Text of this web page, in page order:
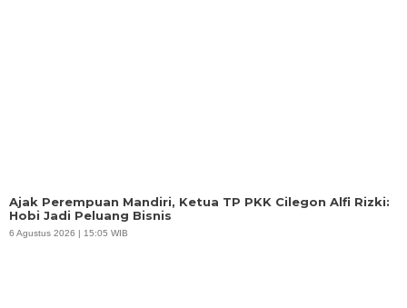
Ajak Perempuan Mandiri, Ketua TP PKK Cilegon Alfi Rizki:
Hobi Jadi Peluang Bisnis
6 Agustus 2026 | 15:05 WIB